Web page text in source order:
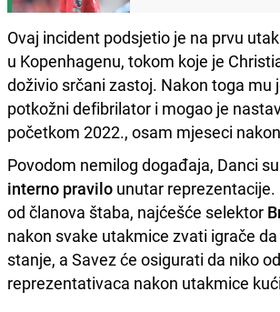
Ovaj incident podsjetio je na prvu
u Kopenhagenu, tokom koje je
doživio srčani zastoj. Nakon toga mu
potkožni defibrilator i mogao je
početkom 2022., osam mjeseci
Povodom nemilog događaja, Danci
interno pravilo unutar reprezentacije.
od članova štaba, najćešće selektor
nakon svake utakmice zvati igrače
stanje, a Savez će osigurati da niko od
reprezentativaca nakon utakmice